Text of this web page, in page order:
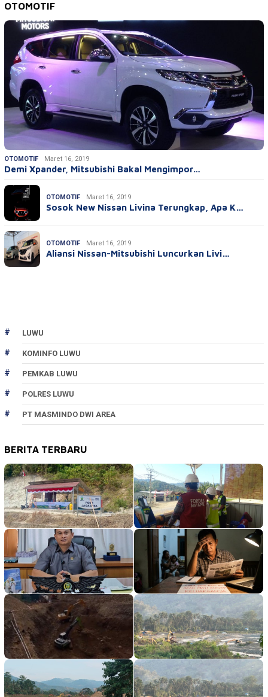
OTOMOTIF
OTOMOTIF Maret 16, 2019
Demi Xpander, Mitsubishi Bakal Mengimpor…
OTOMOTIF Maret 16, 2019
Sosok New Nissan Livina Terungkap, Apa K…
OTOMOTIF Maret 16, 2019
Aliansi Nissan-Mitsubishi Luncurkan Livi…
LUWU
KOMINFO LUWU
PEMKAB LUWU
POLRES LUWU
PT MASMINDO DWI AREA
BERITA TERBARU